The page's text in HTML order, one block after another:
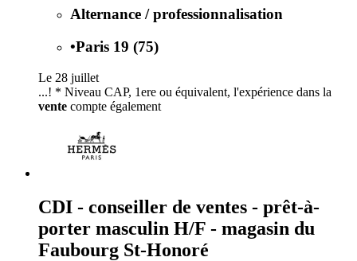
Alternance / professionnalisation
•Paris 19 (75)
Le 28 juillet
...! * Niveau CAP, 1ere ou équivalent, l'expérience dans la
vente compte également
CDI - conseiller de ventes - prêt-à-
porter masculin H/F - magasin du
Faubourg St-Honoré